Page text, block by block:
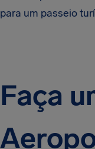
para um passeio
Faça